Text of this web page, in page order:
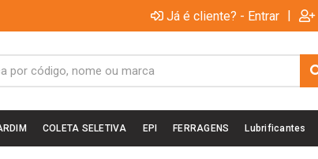
Já é cliente? - Entrar |
COLETA SELETIVA EPI FERRAGENS Lubrificantes